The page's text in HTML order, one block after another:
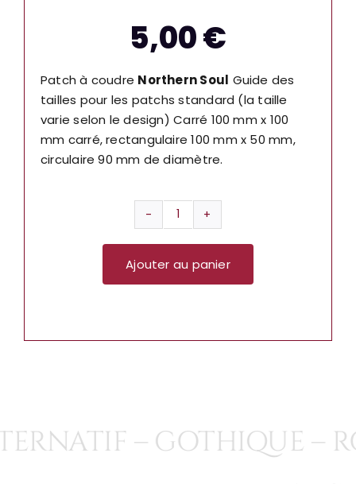
5,00€
Patch à coudre Northern Soul Guide des
tailles pour les patchs standard (la taille
varie selon le design) Carré 100 mm x 100
mm carré, rectangulaire 100 mm x 50 mm,
circulaire 90 mm de diamètre.
quantité
de
PATCH
NORTHERN
Ajouter au panier
– GOTHIQUE –